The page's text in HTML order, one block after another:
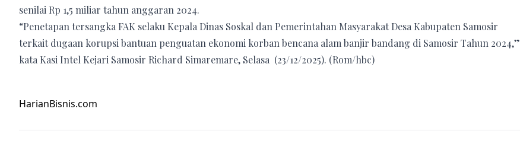
senilai Rp 1,5 miliar tahun anggaran 2024.
“Penetapan tersangka FAK selaku Kepala Dinas Soskal dan Pemerintahan Masyarakat Desa Kabupaten Samosir
terkait dugaan korupsi bantuan penguatan ekonomi korban bencana alam banjir bandang di Samosir Tahun 2024,”
kata Kasi Intel Kejari Samosir Richard Simaremare, Selasa (23/12/2025). (Rom/hbc)
HarianBisnis.com